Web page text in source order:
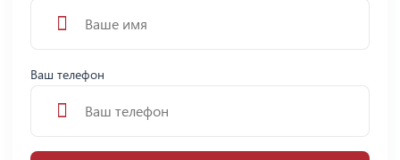
Ваш телефон